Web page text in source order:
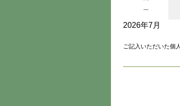
－
2026年7月
ご記入いただいた個